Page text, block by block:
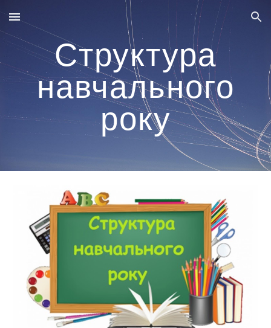
Skip to main content Skip to navigation
Структура
навчального
року